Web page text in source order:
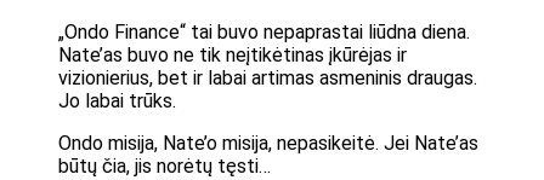
„Ondo Finance“ tai buvo nepaprastai liūdna diena.
Nate’as buvo ne tik neįtikėtinas įkūrėjas ir
vizionierius, bet ir labai artimas asmeninis draugas.
Jo labai trūks.
Ondo misija, Nate’o misija, nepasikeitė. Jei Nate’as
būtų čia, jis norėtų tęsti…